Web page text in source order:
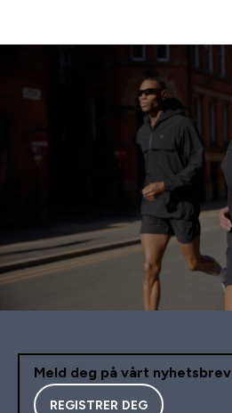
Meld deg på vårt nyhetsbrev
REGISTRER DEG